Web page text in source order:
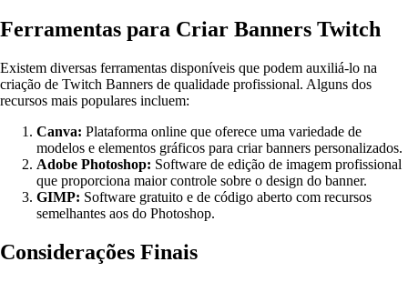
Ferramentas para Criar Banners Twitch
Existem diversas ferramentas disponíveis que podem auxiliá-lo na
criação de Twitch Banners de qualidade profissional. Alguns dos
recursos mais populares incluem:
Canva: Plataforma online que oferece uma variedade de
modelos e elementos gráficos para criar banners personalizados.
Adobe Photoshop: Software de edição de imagem profissional
que proporciona maior controle sobre o design do banner.
GIMP: Software gratuito e de código aberto com recursos
semelhantes aos do Photoshop.
Considerações Finais